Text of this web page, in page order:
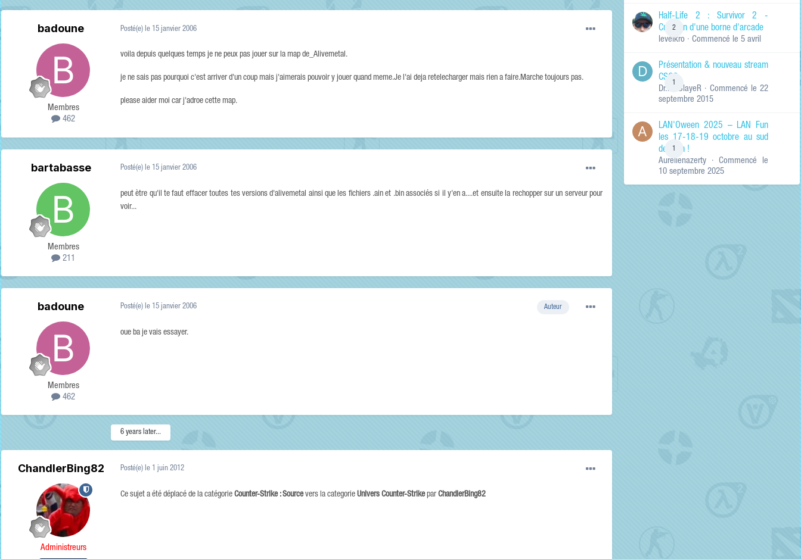
RECHERCHER LES
Titres et corps
Titres des
uniquement
badoune
Membres
462
Posté(e) le 15 janvier 2006
voila depuis quelques temps je ne peux pas jouer sur la map de_Alivemetal.
je ne sais pas pourquoi c'est arriver d'un coup mais j'aimerais pouvoir y jouer quand meme.Je l'ai deja retelecharger mais rien a faire.Marche toujours pas.
please aider moi car j'adroe cette map.
bartabasse
Membres
211
Posté(e) le 15 janvier 2006
peut ètre qu'il te faut effacer toutes tes versions d'alivemetal ainsi que les fichiers .ain et .bin associés si il y'en a....et ensuite la rechopper sur un serveur pour
voir...
badoune
Membres
462
Auteur
Posté(e) le 15 janvier 2006
oue ba je vais essayer.
6 years later...
ChandlerBing82
Administreurs
Posté(e) le 1 juin 2012
Ce sujet a été déplacé de la catégorie Counter-Strike : Sourcevers la categorie Univers Counter-Strikepar ChandlerBing82
2
Half-Life 2 : Survivor 2 -
Création d'une borne d'arcade
levelkro · Commencé le 5 avril
1
Présentation & nouveau stream
CSGO
Dr.KinSlayeR · Commencé le 22
septembre 2015
1
LAN'Oween 2025 – LAN Fun
les 17-18-19 octobre au sud
de Lyon !
Aurelienazerty · Commencé le
10 septembre 2025